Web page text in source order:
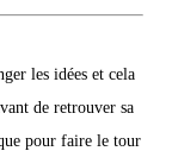
les idées et cela
de retrouver sa
pour faire le tour